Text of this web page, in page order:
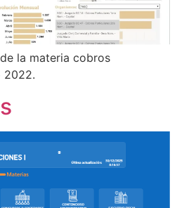
la materia cobros
2022.